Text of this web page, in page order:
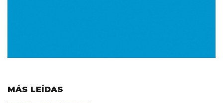
MÁS LEÍDAS